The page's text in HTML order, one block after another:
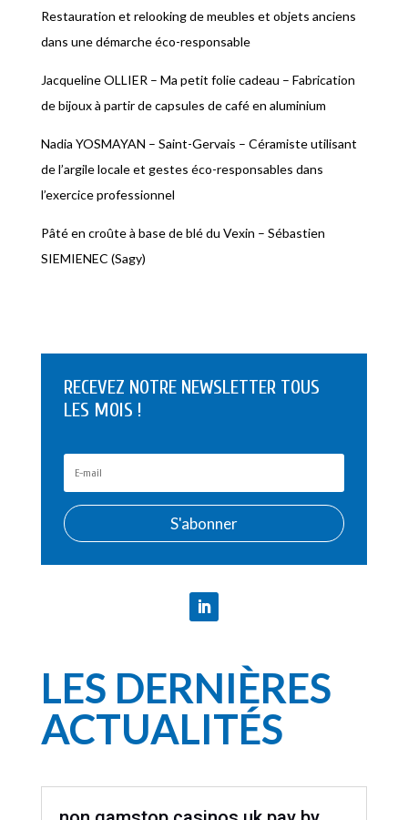
Restauration et relooking de meubles et objets anciens
dans une démarche éco-responsable
Jacqueline OLLIER – Ma petit folie cadeau – Fabrication
de bijoux à partir de capsules de café en aluminium
Nadia YOSMAYAN – Saint-Gervais – Céramiste utilisant
de l’argile locale et gestes éco-responsables dans
l’exercice professionnel
Pâté en croûte à base de blé du Vexin – Sébastien
SIEMIENEC (Sagy)
RECEVEZ NOTRE NEWSLETTER TOUS
LES MOIS !
S'abonner
LES DERNIÈRES
ACTUALITÉS